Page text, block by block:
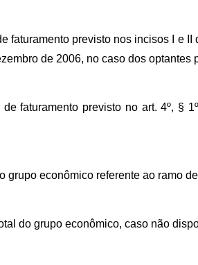
faturamento previsto nos incisos I e
de 2006, no caso dos
de faturamento previsto no art. 4º, §
grupo econômico referente ao ramo
do grupo econômico, caso não